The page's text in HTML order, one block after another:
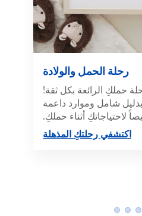
رحلة الحمل والولادة
حملكِ الرائعة بكل ثقة!
شامل وموارد داعمة
لاحتياجاتكِ أثناء حملكِ.
اكتشفي رحلتكِ المذهلة